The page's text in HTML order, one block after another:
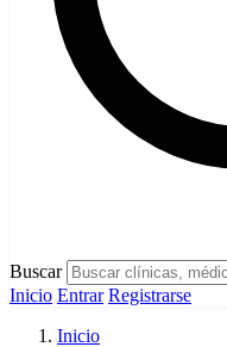
Buscar
Inicio Entrar Registrarse
Inicio